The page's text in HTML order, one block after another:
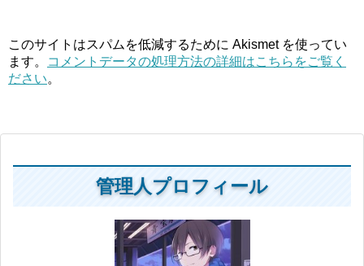
このサイトはスパムを低減するために Akismet を使ってい
ます。
コメントデータの処理方法の詳細はこちらをご覧く
ださい。
管理人プロフィール